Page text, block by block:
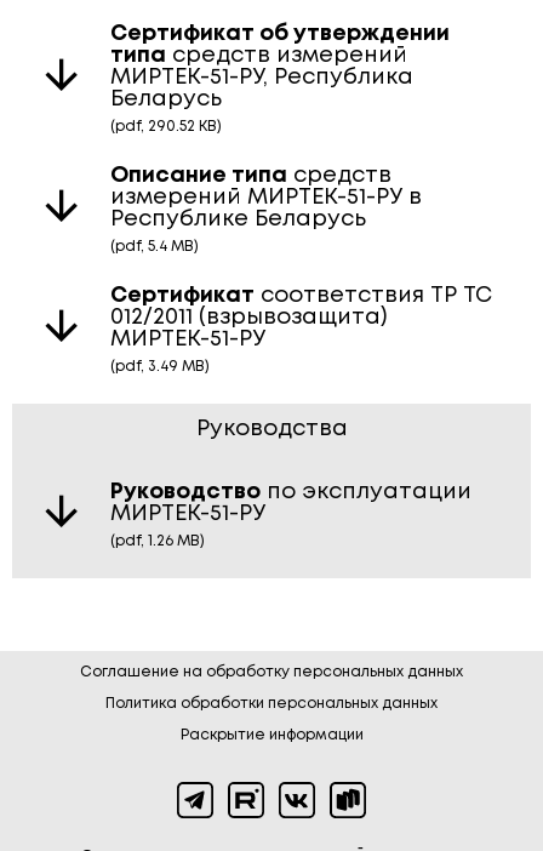
Сертификат об утверждении
типа средств измерений
МИРТЕК-51-РУ, Республика
Беларусь
(pdf, 290.52 KB)
Описание типа средств
измерений МИРТЕК-51-РУ в
Республике Беларусь
(pdf, 5.4 MB)
Сертификат соответствия ТР ТС
012/2011 (взрывозащита)
МИРТЕК-51-РУ
(pdf, 3.49 MB)
Руководства
Руководство по эксплуатации
МИРТЕК-51-РУ
(pdf, 1.26 MB)
Соглашение на обработку персональных данных
Политика обработки персональных данных
Раскрытие информации